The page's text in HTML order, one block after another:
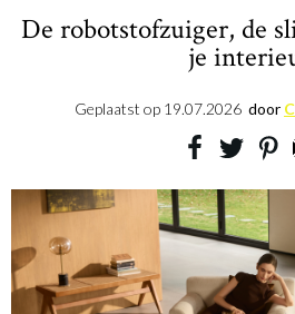
De robotstofzuiger, de
je
Geplaatst op 19.07.2026 door